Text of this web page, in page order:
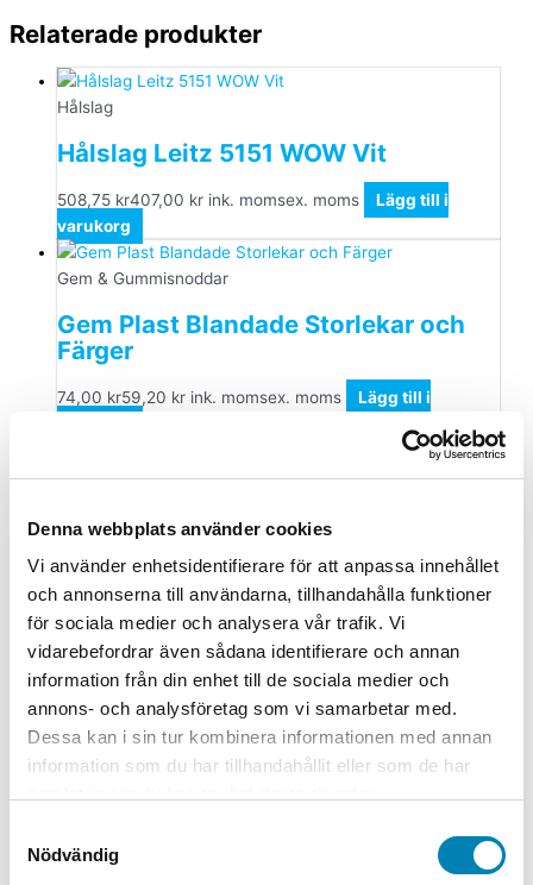
Denna webbplats använder cookies
Vi använder enhetsidentifierare för att anpassa innehållet
och annonserna till användarna, tillhandahålla funktioner
för sociala medier och analysera vår trafik. Vi
vidarebefordrar även sådana identifierare och annan
information från din enhet till de sociala medier och
annons- och analysföretag som vi samarbetar med.
Dessa kan i sin tur kombinera informationen med annan
information som du har tillhandahållit eller som de har
Nödvändig
Relaterade produkter
Hålslag
Hålslag Leitz 5151 WOW Vit
508,75 kr407,00 kr ink. momsex. moms
Lägg till i
varukorg
Gem & Gummisnoddar
Gem Plast Blandade Storlekar och
Färger
74,00 kr59,20 kr ink. momsex. moms
Lägg till i
Gem & Gummisnoddar
Gem Metall 32mm 100-pack
13,75kr11,00kr ink. momsex. moms
Lägg till i
varukorg
Brevkorgar & Tidskriftssamlare
Brevkorg Durable Trend svart
85,00kr 68,00kr ink. momsex. moms
Lägg till i
varukorg